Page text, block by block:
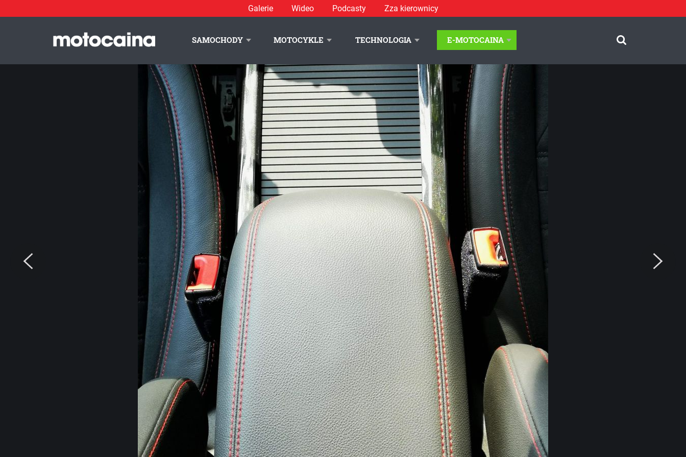
Galerie Wideo Podcasty Zza kierownicy
SAMOCHODY MOTOCYKLE TECHNOLOGIA E-MOTOCAINA
Ford Kuga ST Line 1.5 EcoBoost 150 KM – bardziej amerykański - zdjęcie 38// oznor
REGULAMIN POLITYKA PRYWATNOŚCI REKLAMA KONTAKT © Motocaina.pl All rights reserved.